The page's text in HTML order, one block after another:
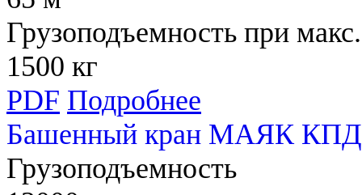
Грузоподъемность при
1500 кг
PDF Подробнее
Башенный кран МАЯК КПД
Грузоподъемность